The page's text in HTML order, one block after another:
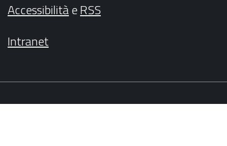
AccessibilitàeRSS
Intranet